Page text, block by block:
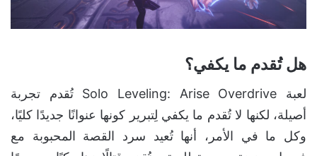
هل تُقدم ما يكفي؟
لعبة Solo Leveling: Arise Overdrive تُقدم تجربة
أصيلة، لكنها لا تُقدم ما يكفي لِتبرير كونها عنوانًا جديدًا كليًا،
وكل ما في الأمر، أنها تُعيد سرد القصة المحبوبة مع